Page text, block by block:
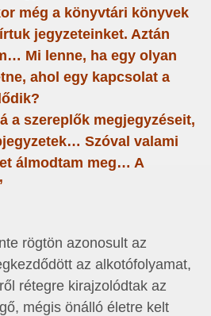
még a könyvtári könyvek
jegyzeteinket. Aztán
Mi lenne, ha egy olyan
ahol egy kapcsolat a
a szereplők megjegyzéseit,
Szóval valami
álmodtam meg… A
rögtön azonosult az
az alkotófolyamat,
rétegre kirajzolódtak az
mégis önálló életre kelt